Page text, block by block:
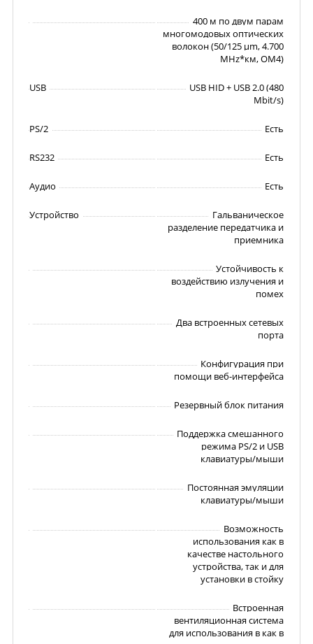
400 м по двум парам
многомодовых оптических
волокон (50/125 µm, 4.700
MHz*км, OM4)
USB
USB HID + USB 2.0 (480
Mbit/s)
PS/2 Есть
RS232 Есть
Аудио Есть
Устройство
Гальваническое
разделение передатчика и
приемника
Устойчивость к
воздействию излучения и
помех
Два встроенных сетевых
порта
Конфигурация при
помощи веб-интерфейса
Резервный блок питания
Поддержка смешанного
режима PS/2 и USB
клавиатуры/мыши
Постоянная эмуляции
клавиатуры/мыши
Возможность
использования как в
качестве настольного
устройства, так и для
установки в стойку
Встроенная
вентиляционная система
для использования в как в